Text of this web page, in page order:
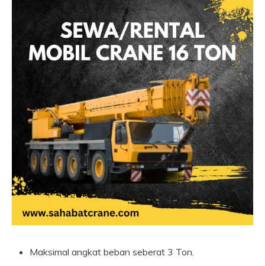
Maksimal angkat beban seberat 3 Ton.